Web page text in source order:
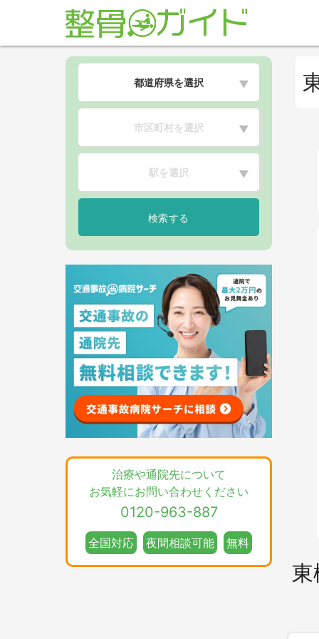
都道府県を選択 ▼
市区町村を選択 ▼
駅を選択 ▼
検索する
治療や通院先について
お気軽にお問い合わせください
0120-963-887
全国対応 夜間相談可能 無料
東